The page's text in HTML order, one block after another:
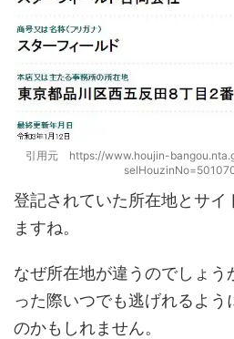
引用元 https://www.houjin-
登記されていた所在地とサイ
ますね。
なぜ所在地が違うのでしょう
った際いつでも逃げれるよう
のかもしれません。